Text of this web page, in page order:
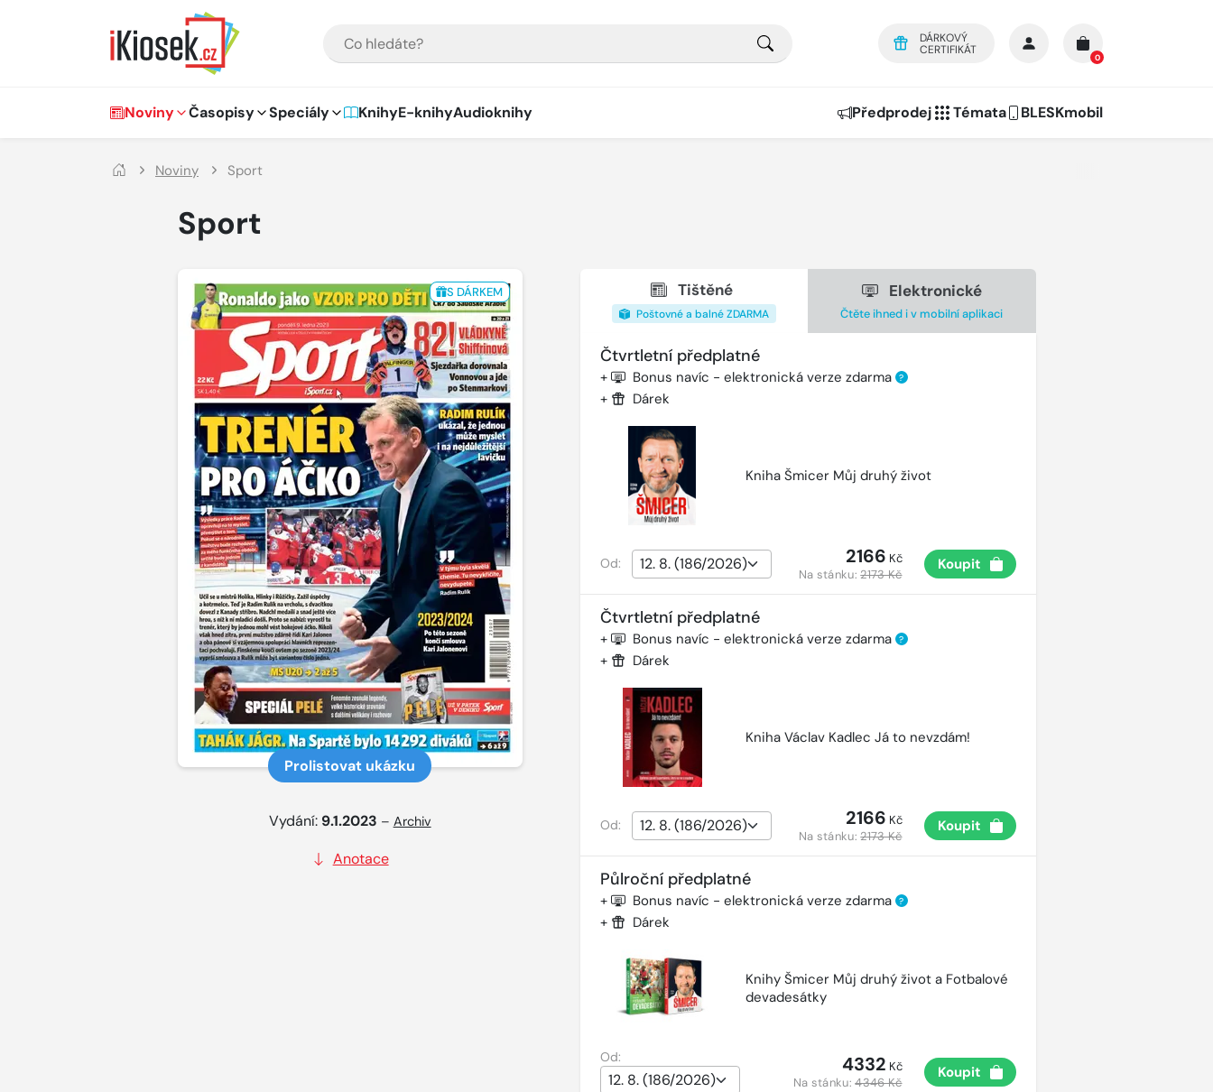
DÁRKOVÝ
CERTIFIKÁT
0
Hlavní navigace
Noviny Časopisy Speciály KnihyE-knihyAudioknihy Předprodej Témata BLESKmobil
Noviny Sport
Sport
S DÁRKEM
Prolistovat ukázku
Vydání: 9.1.2023 – Archiv
Anotace
Tištěné
Poštovné a balné ZDARMA
Elektronické
Čtěte ihned i v mobilní aplikaci
Čtvrtletní předplatné
+ Bonus navíc - elektronická verze zdarma ?
+ Dárek
Kniha Šmicer Můj druhý život
Od: 2166 Kč
Na stánku:2173 Kč
Koupit
Čtvrtletní předplatné
+ Bonus navíc - elektronická verze zdarma ?
+ Dárek
Kniha Václav Kadlec Já to nevzdám!
Od: 2166 Kč
Na stánku:2173 Kč
Koupit
Půlroční předplatné
+ Bonus navíc - elektronická verze zdarma ?
+ Dárek
Knihy Šmicer Můj druhý život a Fotbalové
devadesátky
Od: 4332 Kč
Na stánku:4346 Kč
Koupit